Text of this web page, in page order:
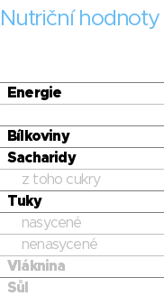
Nutriční hodnoty
Energie
Bílkoviny
Sacharidy
z toho cukry
Tuky
nasycené
nenasycené
Vláknina
Sůl